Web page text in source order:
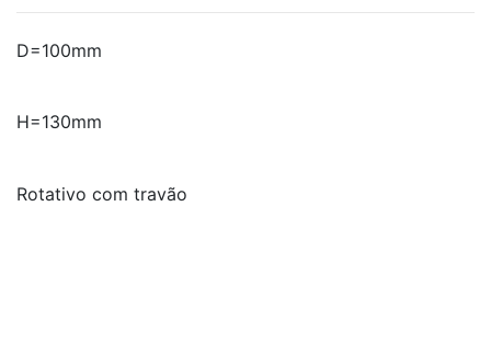
D=100mm
H=130mm
Rotativo com travão